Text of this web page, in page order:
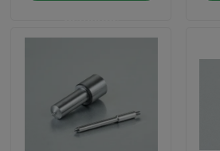
becs communs d'injecteur de rail
Becs d'injecteur de Bosch